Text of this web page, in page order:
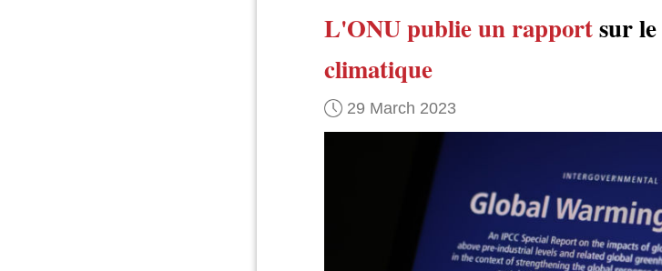
L'ONUpublie un rapportsur le
climatique
29 March 2023